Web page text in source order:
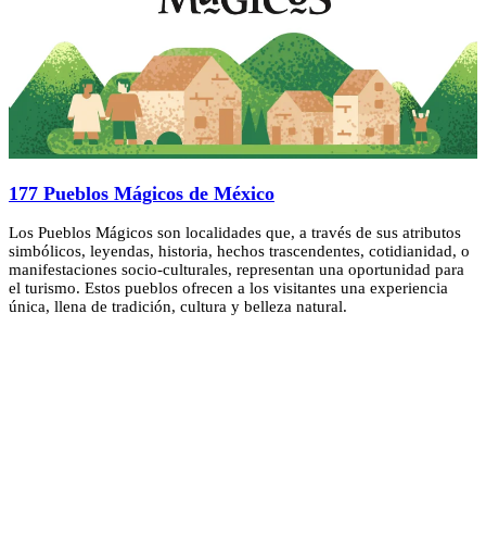
177 Pueblos Mágicos de México
Los Pueblos Mágicos son localidades que, a través de sus atributos
simbólicos, leyendas, historia, hechos trascendentes, cotidianidad, o
manifestaciones socio-culturales, representan una oportunidad para
el turismo. Estos pueblos ofrecen a los visitantes una experiencia
única, llena de tradición, cultura y belleza natural.